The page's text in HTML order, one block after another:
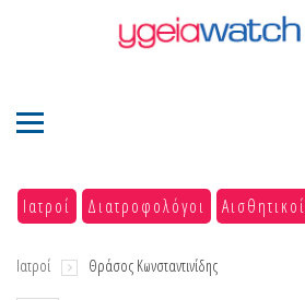
Ιατροί Διατροφολόγοι Αισθητικοί
Ιατροί Θράσος Κωνσταντινίδης